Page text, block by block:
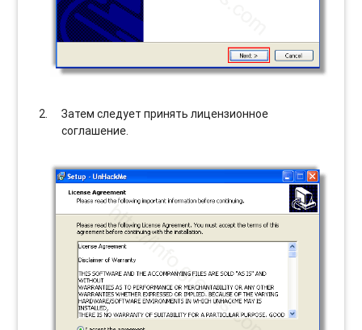
Затем следует принять лицензионное
соглашение.